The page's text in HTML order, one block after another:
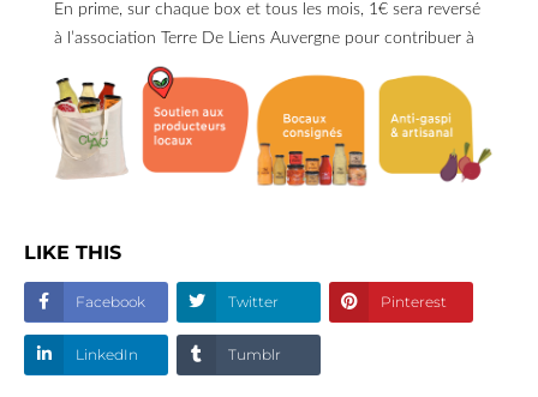
En prime, sur chaque box et tous les mois, 1€ sera reversé
à l’association Terre De Liens Auvergne pour contribuer à
l’installation de nouveaux producteurs sur le territoire.
Afin que ce beau projet voit le jour, on a besoin de vous,
l’équipe CLAC recherche 500 consommateurs sur
l’agglomération clermontoise prêts à rejoindre l’aventure et
Pré-inscrivez-vous
N'hésitez pas à nous suivre sur nos réseaux
(Facebook etInstagram) pour ne louper aucune actualités
sur la box et la conserverie.
LIKE THIS
Facebook Twitter Pinterest
LinkedIn Tumblr